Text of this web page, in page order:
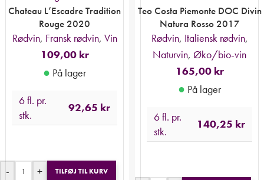
Chateau L’Escadre Tradition
Rouge 2020
Rødvin, Fransk rødvin, Vin
109,00 kr
● På lager
6 fl. pr.
stk.
92,65 kr
- + TILFØJ TIL KURV
Teo Costa Piemonte DOC Divin
Natura Rosso 2017
Rødvin, Italiensk rødvin,
Naturvin, Øko/bio-vin
165,00 kr
● På lager
6 fl. pr.
stk.
140,25 kr